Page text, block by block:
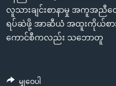
နေရာ
သို့
ကျော်
လူသားချင်းစာနာမှု အကူအညီ
ရပ်ဆဲဖို့ အာဆီယံ အထူးကိုယ်စာ
ကောင်စီကလည်း သဘောတူ
မျှဝေပါ